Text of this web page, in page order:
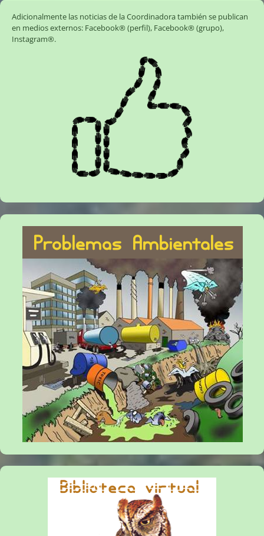
Adicionalmente las noticias de la Coordinadora también se publican
en medios externos: Facebook® (perfil), Facebook® (grupo),
Instagram®.